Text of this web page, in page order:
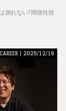
測れない｢関係性投
CAREER | 2025/12/16